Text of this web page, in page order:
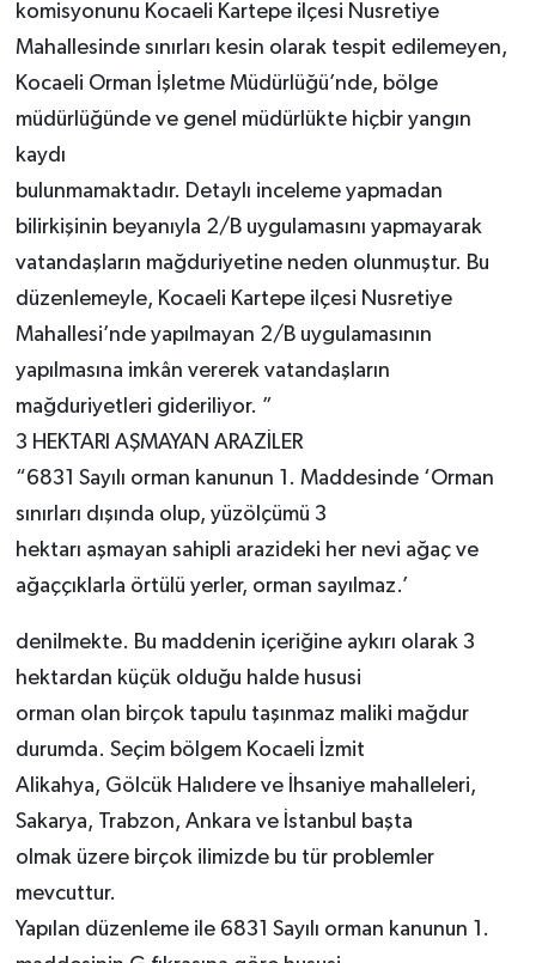
komisyonunu Kocaeli Kartepe ilçesi Nusretiye
Mahallesinde sınırları kesin olarak tespit edilemeyen,
Kocaeli Orman İşletme Müdürlüğü’nde, bölge
müdürlüğünde ve genel müdürlükte hiçbir yangın
kaydı
bulunmamaktadır. Detaylı inceleme yapmadan
bilirkişinin beyanıyla 2/B uygulamasını yapmayarak
vatandaşların mağduriyetine neden olunmuştur. Bu
düzenlemeyle, Kocaeli Kartepe ilçesi Nusretiye
Mahallesi’nde yapılmayan 2/B uygulamasının
yapılmasına imkân vererek vatandaşların
mağduriyetleri gideriliyor. ”
3 HEKTARI AŞMAYAN ARAZİLER
“6831 Sayılı orman kanunun 1. Maddesinde ‘Orman
sınırları dışında olup, yüzölçümü 3
hektarı aşmayan sahipli arazideki her nevi ağaç ve
ağaççıklarla örtülü yerler, orman sayılmaz.’
denilmekte. Bu maddenin içeriğine aykırı olarak 3
hektardan küçük olduğu halde hususi
orman olan birçok tapulu taşınmaz maliki mağdur
durumda. Seçim bölgem Kocaeli İzmit
Alikahya, Gölcük Halıdere ve İhsaniye mahalleleri,
Sakarya, Trabzon, Ankara ve İstanbul başta
olmak üzere birçok ilimizde bu tür problemler
mevcuttur.
Yapılan düzenleme ile 6831 Sayılı orman kanunun 1.